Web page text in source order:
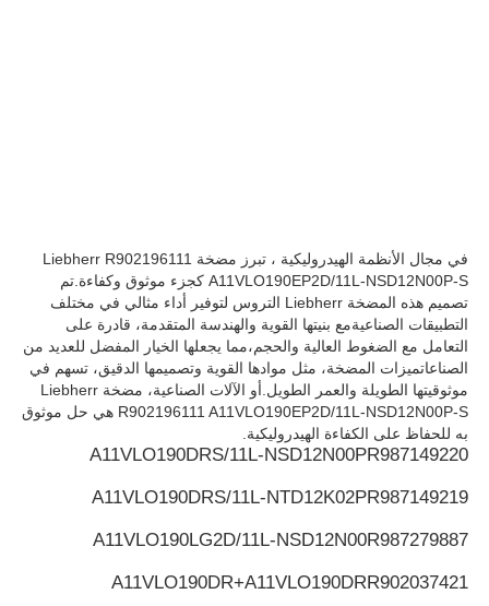
اطلب عرض أسعار
مضخة هيدروليكية ريكسروث
مضخة باركر الهيدروليكية
صمام ريكسروث الهيدروليكي
في مجال الأنظمة الهيدروليكية ، تبرز مضخة Liebherr R902196111
A11VLO190EP2D/11L-NSD12N00P-S كجزء موثوق وكفاءة.تم
تصميم هذه المضخة Liebherr التروس لتوفير أداء مثالي في مختلف
التطبيقات الصناعيةمع بنيتها القوية والهندسة المتقدمة، قادرة على
التعامل مع الضغوط العالية والحجم،مما يجعلها الخيار المفضل للعديد من
الصناعاتميزات المضخة، مثل موادها القوية وتصميمها الدقيق، تسهم في
موثوقيتها الطويلة والعمر الطويل.أو الآلات الصناعية، مضخة Liebherr
R902196111 A11VLO190EP2D/11L-NSD12N00P-S هي حل موثوق
به للحفاظ على الكفاءة الهيدروليكية.
R987149220
A11VLO190DRS/11L-NSD12N00P
R987149219
A11VLO190DRS/11L-NTD12K02P
R987279887
A11VLO190LG2D/11L-NSD12N00
R902037421
A11VLO190DR+A11VLO190DR